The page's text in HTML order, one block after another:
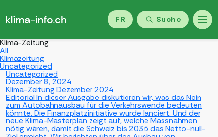
FR Suche
Klima-Zeitung
All
Klimazeitung
Uncategorized
Uncategorized
Dezember 8, 2024
Klima-Zeitung Dezember 2024
Editorial In dieser Ausgabe diskutieren wir, was das Nein
zum Autobahnausbau für die Verkehrswende bedeuten
könnte. Die Finanzplatzinitiative wurde lanciert. Und der
neue Klima-Masterplan zeigt auf, welche Massnahmen
nötig wären, damit die Schweiz bis 2035 das Netto-null-